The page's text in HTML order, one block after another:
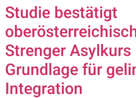
Studie bestätigt
Strenger
Grundlage für
Integration